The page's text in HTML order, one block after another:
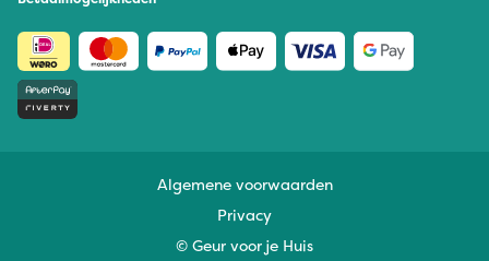
Algemene voorwaarden
Privacy
© Geur voor je Huis